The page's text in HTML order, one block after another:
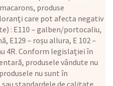
produse
care pot afecta negativ
: E110 – galben/portocaliu,
E129 – roșu allura, E 102 –
4R. Conform legislației în
produsele vândute nu
nu sunt în
standardele de calitate